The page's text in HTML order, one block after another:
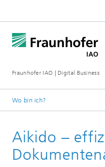
Fraunhofer IAO | Digital Business
Wo bin ich?
Leistungen
Aikido –